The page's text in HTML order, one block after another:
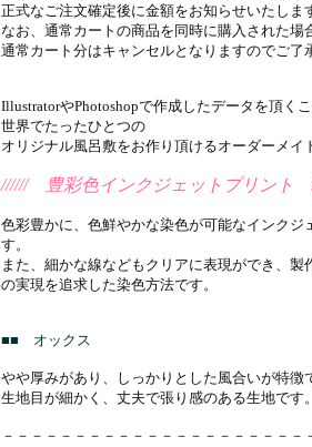
正式なご注文確定後に金額をお知らせいたしま
なお、通常カートの商品を同時に購入された場
通常カート分はキャンセルとなりますのでご了
IllustratorやPhotoshopで作成したデータを頂く
世界でたったひとつの
オリジナル風呂敷をお作り頂けるオーダーメイ
////// 豊彩色インクジェットプリント
色彩豊かに、色鮮やかな染色が可能なインクジ
す。
また、細かな線などもクリアに表現ができ、製
の実現を追求した染色方法です。
■■ オックス
やや厚みがあり、しっかりとした風合いが特徴
生地目が細かく、丈夫で張り感のある生地です。
－－－－－－－－－－－－－－－－－－－－－